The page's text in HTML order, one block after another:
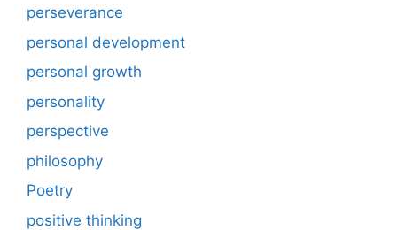
perseverance
personal development
personal growth
personality
perspective
philosophy
Poetry
positive thinking